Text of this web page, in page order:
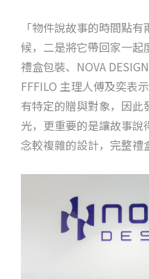
「物件說故事的時間點
候，二是將它帶回家一起
禮盒包裝、NOVA
FFFILO 主理人傅及奕表
有特定的贈與對象，因此
光，更重要的是讓故事
念較複雜的設計，完整禮